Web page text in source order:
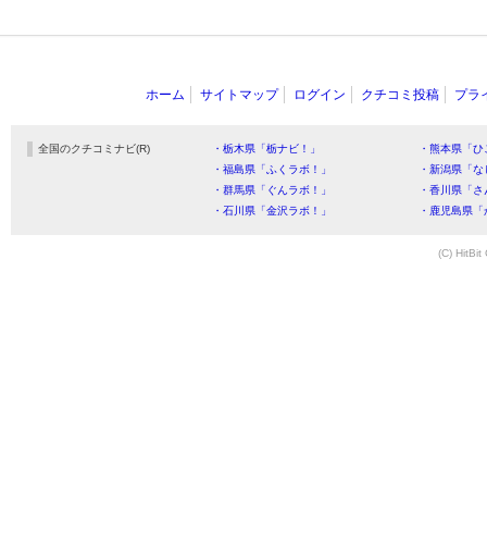
ホーム サイトマップ ログイン クチコミ投稿 プラ
全国のクチコミナビ(R) ・栃木県「栃ナビ！」
・熊本県「
・福島県「ふくラボ！」
・新潟県「
・群馬県「ぐんラボ！」
・香川県「
・石川県「金沢ラボ！」
・鹿児島県
(C) HitBit